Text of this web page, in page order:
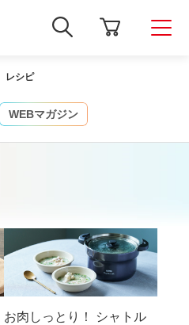
新
し
ウ
で
開
き
ま
す
レシピ
WEBマガジン
お肉しっとり！ シャトル